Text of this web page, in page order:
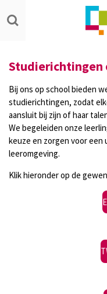
direct
hoofdinhoud
Studierichtingen
Bij ons op school bieden
studierichtingen, zodat
aansluit bij zijn of haar
We begeleiden onze
keuze en zorgen voor
leeromgeving.
Klik hieronder op de